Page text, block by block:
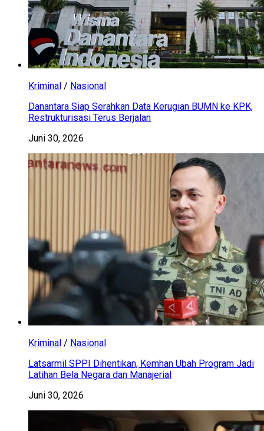
Kriminal / Nasional
Danantara Siap Serahkan Data Kerugian BUMN ke KPK,
Restrukturisasi Terus Berjalan
Juni 30, 2026
Kriminal / Nasional
Latsarmil SPPI Dihentikan, Kemhan Ubah Program Jadi
Latihan Bela Negara dan Manajerial
Juni 30, 2026